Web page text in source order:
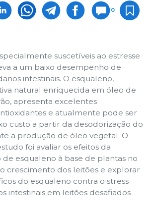
0
suscetíveis ao estresse
a um baixo desempenho de
intestinais. O esqualeno,
natural enriquecida em óleo de
apresenta excelentes
e atualmente pode ser
custo a partir da desodorização do
a produção de óleo vegetal. O
foi avaliar os efeitos da
esqualeno à base de plantas no
crescimento dos leitões e explorar
do esqualeno contra o stress
intestinais em leitões desafiados